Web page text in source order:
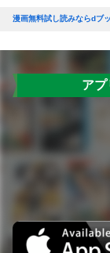
漫画無料試し読みならdブ
アプ